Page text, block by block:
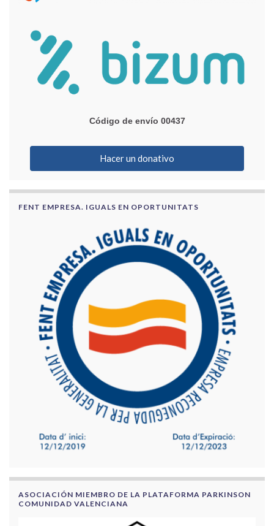
Código de envío 00437
Hacer un donativo
FENT EMPRESA. IGUALS EN OPORTUNITATS
ASOCIACIÓN MIEMBRO DE LA PLATAFORMA PARKINSON
COMUNIDAD VALENCIANA